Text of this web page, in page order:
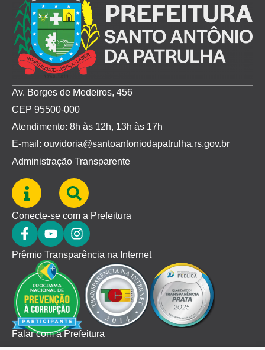
Av. Borges de Medeiros, 456
CEP 95500-000
Atendimento: 8h às 12h, 13h às 17h
E-mail: ouvidoria@santoantoniodapatrulha.rs.gov.br
Administração Transparente
Conecte-se com a Prefeitura
Prêmio Transparência na Internet
Falar com a Prefeitura